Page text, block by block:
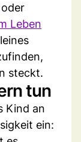
Leben
steckt.
tun
Kind an
ein: